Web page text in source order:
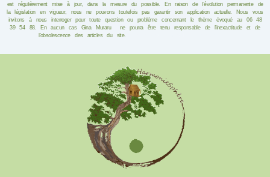
est régulièrement mise à jour, dans la mesure du possible. En raison de l’évolution permanente de
la législation en vigueur, nous ne pouvons toutefois pas garantir son application actuelle. Nous vous
invitons à nous interroger pour toute question ou problème concernant le thème évoqué au06 48
39 54 88.
En aucun cas Gina Murarune pourra être tenu responsable de l’inexactitude et de
l’obsolescence des articles du site.